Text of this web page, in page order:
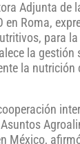
Adjunta de
en Roma,
para
la gestión
la nutrición
México,